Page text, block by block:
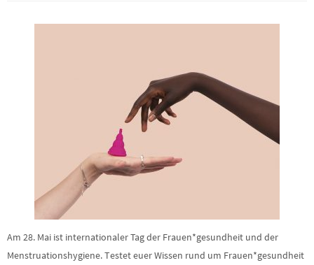
Am 28. Mai ist internationaler Tag der Frauen*gesundheit und der
Menstruationshygiene. Testet euer Wissen rund um Frauen*gesundheit